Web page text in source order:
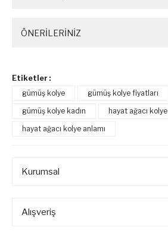
ÖNERİLERİNİZ
Etiketler :
gümüş kolye
gümüş kolye fiyatları
gümüş kolye kadın
hayat ağacı kolye
hayat ağacı kolye anlamı
Kurumsal
Alışveriş